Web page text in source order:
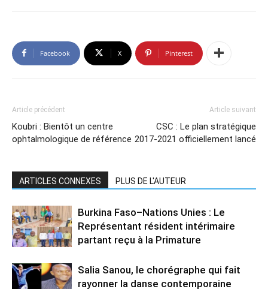
Facebook X Pinterest
Article précédent
Koubri : Bientôt un centre
ophtalmologique de référence
Article suivant
CSC : Le plan stratégique
2017-2021 officiellement lancé
ARTICLES CONNEXES PLUS DE L'AUTEUR
Burkina Faso–Nations Unies : Le
Représentant résident intérimaire
partant reçu à la Primature
Salia Sanou, le chorégraphe qui fait
rayonner la danse contemporaine